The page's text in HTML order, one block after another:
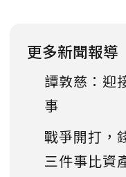
更多新聞報導
譚敦慈：迎
事
戰爭開打，
三件事比資